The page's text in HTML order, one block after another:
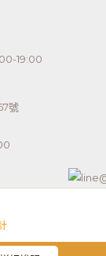
19:00
號